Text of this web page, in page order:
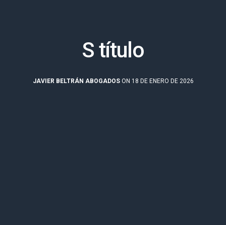
S título
JAVIER BELTRÁN ABOGADOSON 18 DE ENERO DE 2026